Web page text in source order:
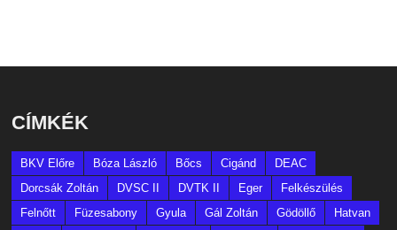
CÍMKÉK
BKV Előre Bóza László Bőcs Cigánd
DEAC
Dorcsák Zoltán
DVSC II DVTK II Eger
Felkészülés
Felnőtt
Füzesabony Gyula Gál Zoltán Gödöllő
Hatvan